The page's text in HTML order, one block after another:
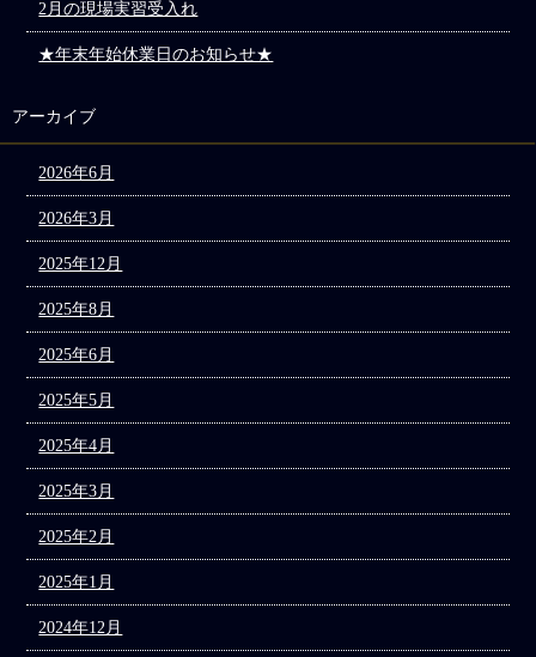
2月の現場実習受入れ
★年末年始休業日のお知らせ★
アーカイブ
2026年6月
2026年3月
2025年12月
2025年8月
2025年6月
2025年5月
2025年4月
2025年3月
2025年2月
2025年1月
2024年12月